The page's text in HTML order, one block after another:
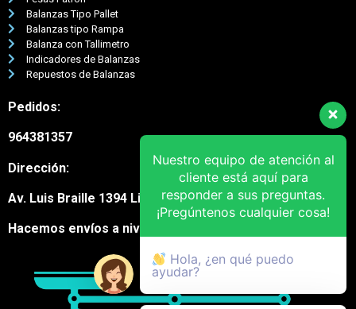
Balanzas Tipo Pallet
Balanzas tipo Rampa
Balanza con Tallimetro
Indicadores de Balanzas
Repuestos de Balanzas
Pedidos:
964381357
Dirección:
Av. Luis Braille 1394 Lima Cercado
Hacemos envíos a nivel nacional
Nuestro equipo de atención al
cliente está aquí para
responder a sus preguntas.
¡Pregúntenos cualquier cosa!
Hola, ¿en qué puedo
ayudar?